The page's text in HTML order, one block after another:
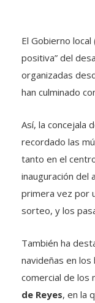
El Gobierno local
positiva” del
organizadas
han culminado
Así, la concejala
recordado las
tanto en el
inauguración del
primera vez por
sorteo, y los
También ha
navideñas en los
comercial de los
de Reyes, en la